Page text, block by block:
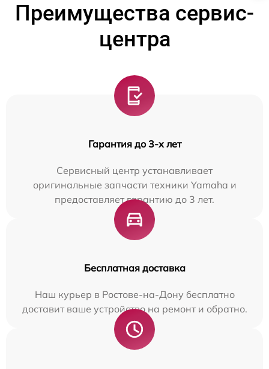
Преимущества сервис-
центра
Гарантия до 3-х лет
Сервисный центр устанавливает
оригинальные запчасти техники Yamaha и
предоставляет гарантию до 3 лет.
Бесплатная доставка
Наш курьер в Ростове-на-Дону бесплатно
доставит ваше устройство на ремонт и обратно.